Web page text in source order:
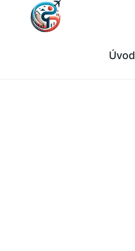
Přeskočit
Úvod